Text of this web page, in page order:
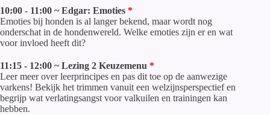
10:00 - 11:00 ~ Edgar: Emoties
Emoties bij honden is al langer bekend, maar wordt nog
onderschat in de hondenwereld. Welke emoties zijn er en wat
voor invloed heeft dit?
11:15 - 12:00 ~ Lezing 2 Keuzemenu
Leer meer over leerprincipes en pas dit toe op de aanwezige
varkens! Bekijk het trimmen vanuit een welzijnsperspectief en
begrijp wat verlatingsangst voor valkuilen en trainingen kan
hebben.